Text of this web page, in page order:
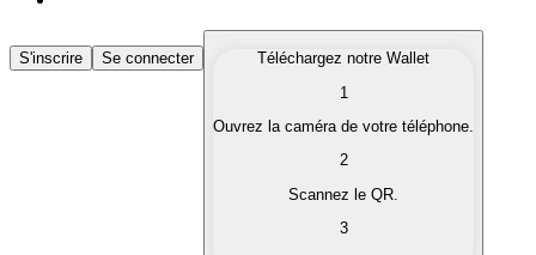
Acheter des Cryptomonnaies
Achetez les cryptomonnaies qui vous intéressent
Convertissez vos cryptomonnaies en monnaie
S'inscrire Se connecter
Téléchargez notre Wallet
1
Ouvrez la caméra de votre téléphone.
2
Scannez le QR.
3